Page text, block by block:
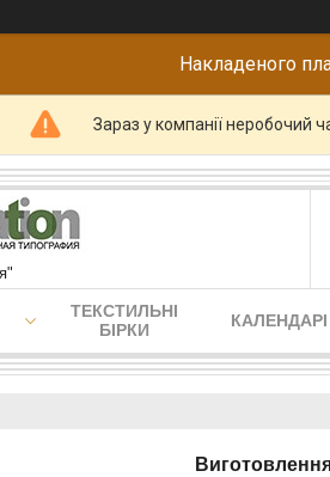
Накладеного
Зараз у компанії неробочий
ТЕКСТИЛЬНІ
БІРКИ
КАЛЕНДАРІ